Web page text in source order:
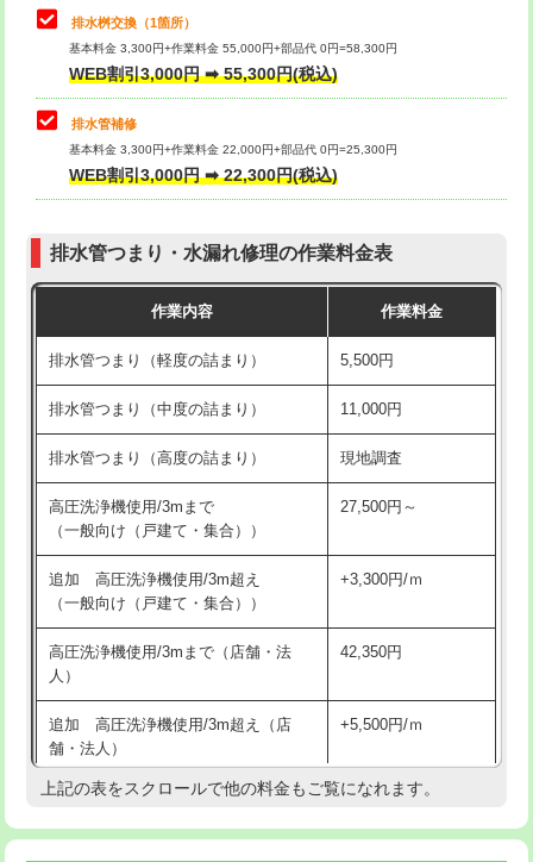
コンクリート斫り（厚さ10㎝まで）
コンクリート斫り（厚さ10㎝超え）
モルタル補修（厚さ10㎝まで）
モルタル補修（厚さ10㎝超え）
追加人工 16,500円
現場見積
※給水管工事は20mmまでの価格です。
交換・取付(単水栓（壁付・デッキ
式）)
交換・取付(混合水栓（壁付・デッキ
式・ワンホール）)
16,500円+材料費
交換・取付(排水栓・排水トラップ
交換・取付（その他部品） 11,000円+材料費
持込商品取付（単水栓） 13,200円
持込商品取付（混合水栓） 16,500円
持込商品取付（浄水器・分岐水栓） 16,500円
給水管工事※（ホール加工) 16,500円
給水管工事※（バンド止め) 3,300円
給水管工事※（支持金具設置)
給水管工事※（保温材使用（バンド止
め込み）)
5,500円
給水管工事※（土の掘削・埋め戻し作
業)
11,000円
給水管工事※（塩ビ管（VP・HI）使
用/3ｍまで)
33,000円
給水管工事※（塩ビ管（VP・HI）使
+8,800円
排水桝交換（1箇所）
基本料金 3,300円+作業料金 55,000円+部品代 0円=58,300円
WEB割引3,000円 ➡ 55,300円(税込)
排水管補修
基本料金 3,300円+作業料金 22,000円+部品代 0円=25,300円
WEB割引3,000円 ➡ 22,300円(税込)
排水管つまり・水漏れ修理の作業料金表
作業内容 作業料金
排水管つまり（軽度の詰まり） 5,500円
排水管つまり（中度の詰まり） 11,000円
排水管つまり（高度の詰まり） 現地調査
高圧洗浄機使用/3mまで
（一般向け（戸建て・集合））
27,500円～
追加 高圧洗浄機使用/3m超え
（一般向け（戸建て・集合））
+3,300円/ｍ
高圧洗浄機使用/3mまで（店舗・法
人）
42,350円
追加 高圧洗浄機使用/3m超え（店
舗・法人）
+5,500円/ｍ
高度高圧洗浄換 現地調査
上記の表をスクロールで他の料金もご覧になれます。